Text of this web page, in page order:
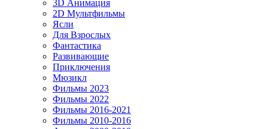
3D Анимация
2D Мультфильмы
Ясли
Для Взрослых
Фантастика
Развивающие
Приключения
Мюзикл
Фильмы 2023
Фильмы 2022
Фильмы 2016-2021
Фильмы 2010-2016